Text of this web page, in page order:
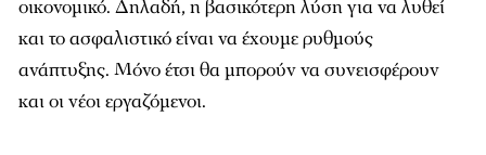
ανάπτυξης. Μόνο έτσι θα μπορούν να συνεισφέρουν
και οι νέοι εργαζόμενοι.
Νομίζω πως ήρθε η ώρα για να αλλάξει η λογική και